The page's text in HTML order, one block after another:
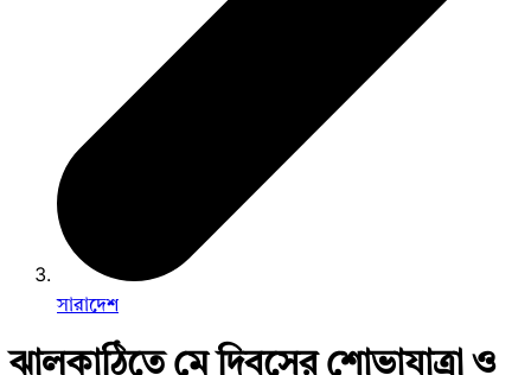
সারাদেশ
ঝালকাঠিতে মে দিবসের শোভাযাত্রা ও